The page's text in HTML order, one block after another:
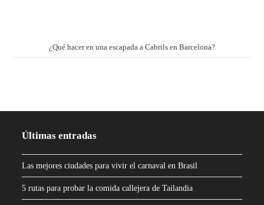
¿Qué hacer en una escapada a Cabrils en Barcelona?
Últimas entradas
Las mejores ciudades para vivir el carnaval en Brasil
5 rutas para probar la comida callejera de Tailandia